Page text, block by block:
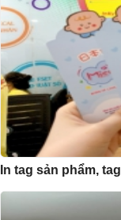
In tag sản phẩm,